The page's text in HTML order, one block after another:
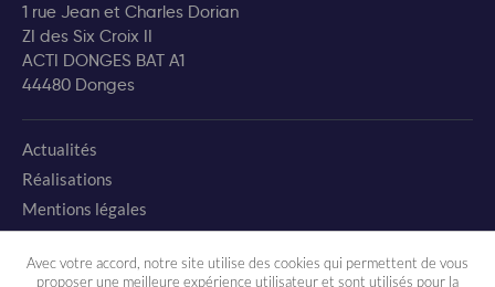
1 rue Jean et Charles Dorian
ZI des Six Croix II
ACTI DONGES BAT A1
44480 Donges
Actualités
Réalisations
Mentions légales
Charte environnementale
Avec votre accord, notre site utilise des cookies qui permettent de vous
proposer une meilleure expérience utilisateur et sont utilisés pour la